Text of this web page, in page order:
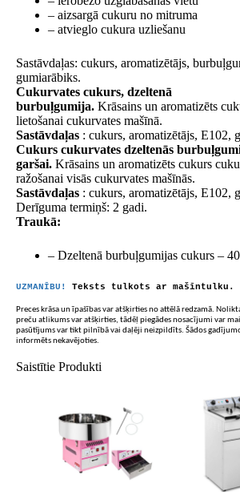
– aizsargā cukuru no mitruma
– atvieglo cukura uzliešanu
Sastāvdaļas: cukurs, aromatizētājs,
gumiarābiks.
Cukurvates cukurs, dzeltenā
burbuļgumija. Krāsains un aromatizēts
lietošanai cukurvates mašīnā.
Sastāvdaļas : cukurs, aromatizētājs, E102,
Cukurs cukurvates dzeltenās
garšai. Krāsains un aromatizēts cukurs
ražošanai visās cukurvates mašīnās.
Sastāvdaļas : cukurs, aromatizētājs, E102,
Derīguma termiņš: 2 gadi.
Traukā:
– Dzeltenā burbuļgumijas cukurs –
UZMANĪBU! Teksts tulkots ar mašīntulku.
Preces krāsa un īpašības var atšķirties no attēlā redzamā.
preču atlikums var atšķirties, tādēļ piegādes nosacījumi var
pasūtījums var tikt pilnībā vai daļēji neizpildīts. Šādos
informēts nekavējoties.
Saistītie Produkti